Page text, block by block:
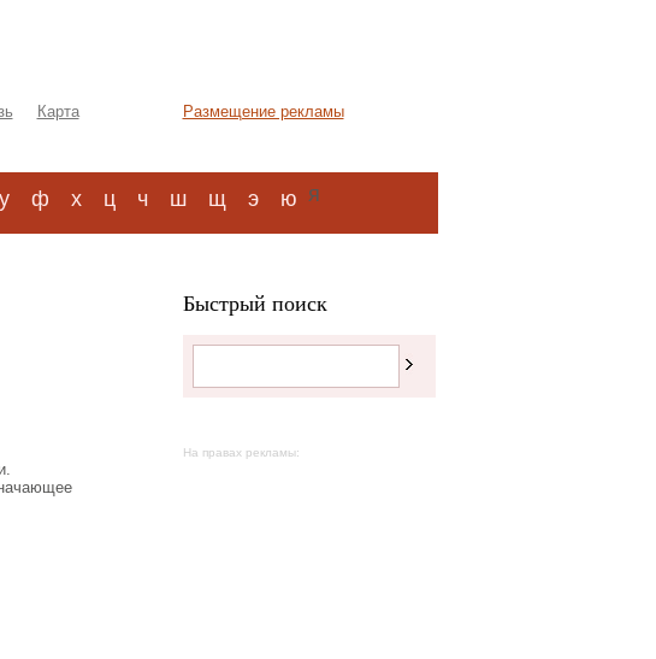
Карта
Размещение рекламы
у ф х ц ч ш щ э ю я
Быстрый поиск
На правах рекламы: